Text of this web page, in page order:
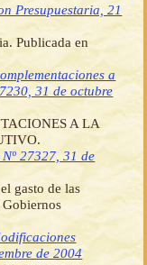
Presupuestaria, 21
Publicada en
a
31 de octubre
A LA
27327, 31 de
gasto de las
de 2004